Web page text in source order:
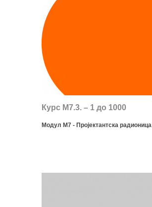
Курс М7.3. – 1 до 1000
Модул М7 - Пројектантска радионица